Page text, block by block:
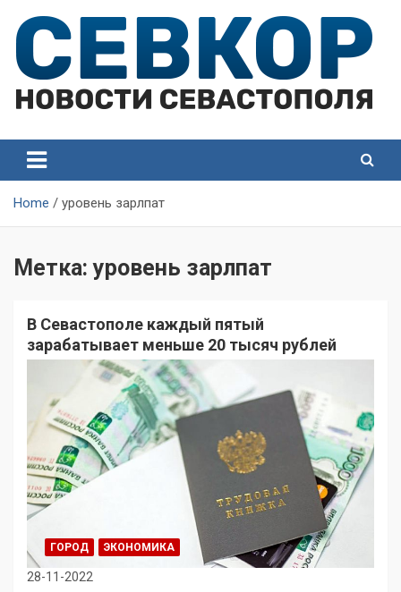
content
Севастополя
Севастополя
Home уровень зарлпат
Метка:уровень зарлпат
В Севастополе каждый пятый
зарабатывает меньше 20 тысяч рублей
ГОРОД ЭКОНОМИКА
28-11-2022